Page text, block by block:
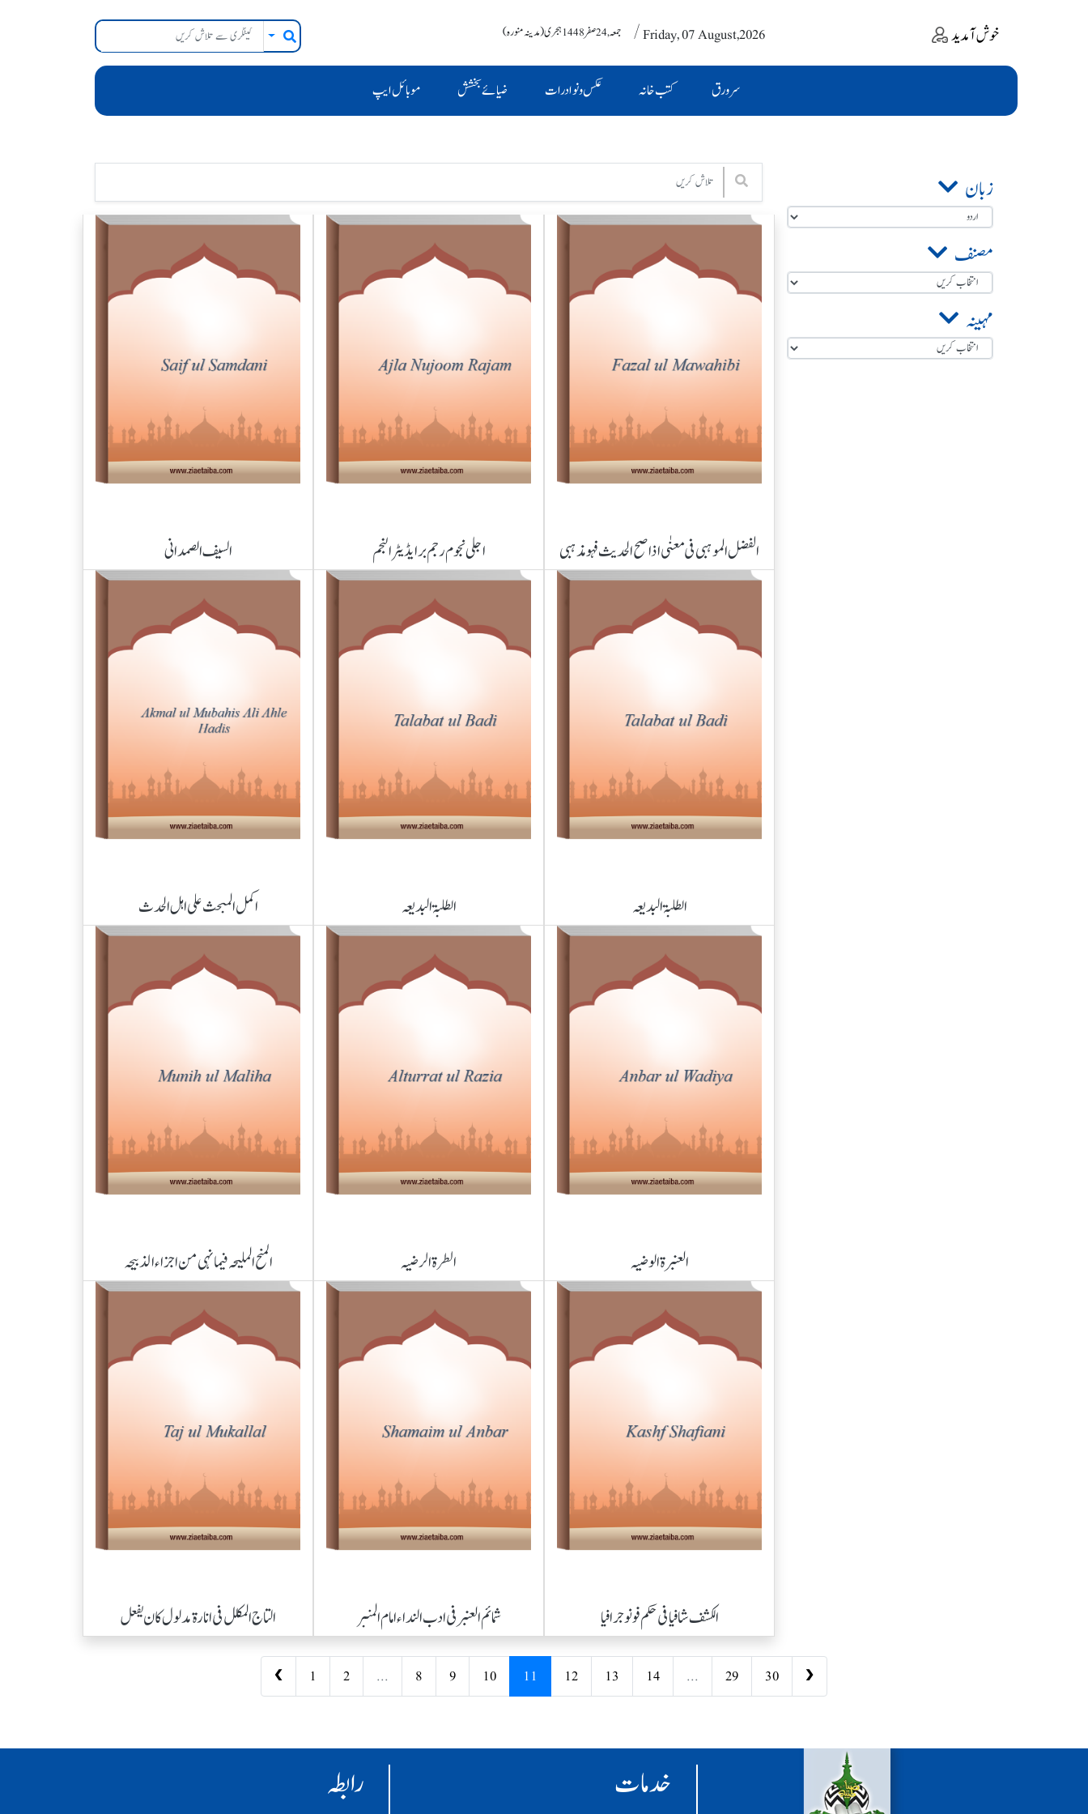
جمعہ , 24 صفر 1448 ہجری (مدینہ منورہ) / Friday, 07 August,2026 خوش آمدید
سرورق کتب خانہ عکس و نوادرات ضیائے بخشش موبائل ایپ
زبان
مصنف
مہینہ
الفضل الموہبی فی معنٰی اذا صح الحدیث فہو مذہبی اجلی نجوم رجم برایڈ یٹر النجم السیف الصمدانی
الطلبۃ البدیعہ الطلبۃ البدیعہ اکمل المبحث علی اہل الحدث
العنبرۃ الوضیہ الطرۃ الرضیہ المنح الملیحہ فیما نہی من اجزاء الذبیحہ
الکشف شافیا فی حکم فونو جرافیا شمائم العنبر فی ادب النداء امام المنبر التاج المکلل فی انارۃ مدلول کان یفعل
❮ 1 2 ... 8 9 10 11 12 13 14 ... 29 30 ❯
خدمات رابطہ